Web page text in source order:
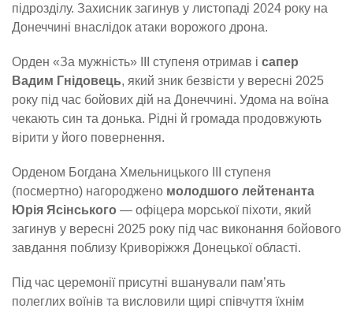
підрозділу. Захисник загинув у листопаді 2024 року на
Донеччині внаслідок атаки ворожого дрона.
Орден «За мужність» ІІІ ступеня отримав і сапер
Вадим Гнідовець, який зник безвісти у вересні 2025
року під час бойових дій на Донеччині. Удома на воїна
чекають син та донька. Рідні й громада продовжують
вірити у його повернення.
Орденом Богдана Хмельницького ІІІ ступеня
(посмертно) нагороджено молодшого лейтенанта
Юрія Ясінського — офіцера морської піхоти, який
загинув у вересні 2025 року під час виконання бойового
завдання поблизу Криворіжжя Донецької області.
Під час церемонії присутні вшанували пам’ять
полеглих воїнів та висловили щирі співчуття їхнім